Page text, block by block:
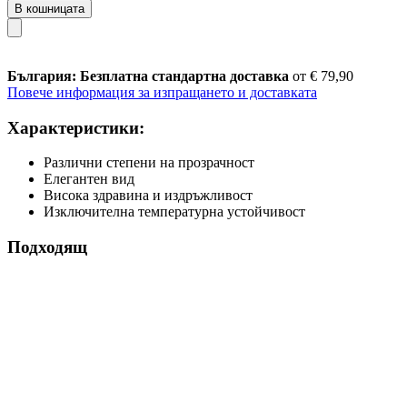
В кошницата
България: Безплатна стандартна доставка от € 79,90
Повече информация за изпращането и доставката
Характеристики:
Различни степени на прозрачност
Елегантен вид
Висока здравина и издръжливост
Изключителна температурна устойчивост
Подходящ